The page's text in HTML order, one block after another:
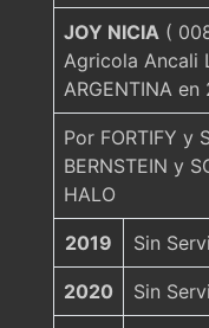
JOY NICIA (
Agricola Ancali
ARGENTINA en
Por FORTIFY y
BERNSTEIN y
HALO
2019 Sin
2020 Sin